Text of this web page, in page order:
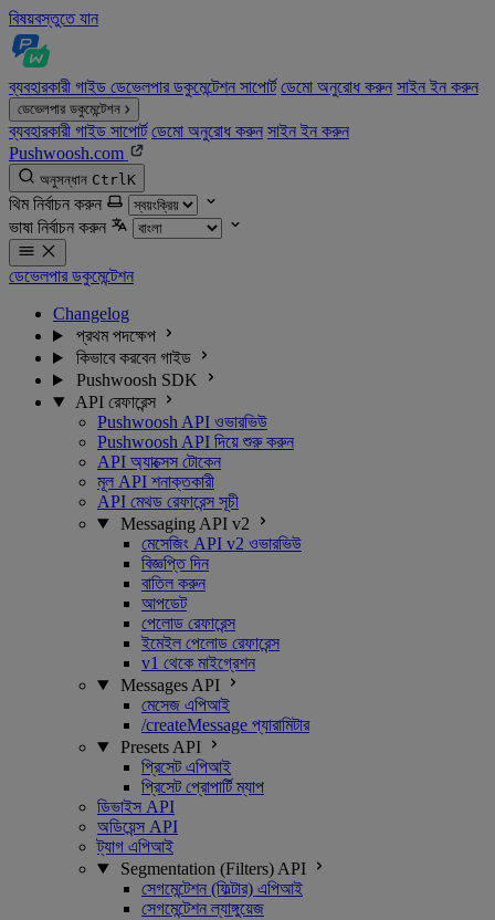
বিষয়বস্তুতে যান
ব্যবহারকারী গাইড ডেভেলপার ডকুমেন্টেশন সাপোর্ট ডেমো অনুরোধ করুন সাইন ইন করুন
ডেভেলপার ডকুমেন্টেশন
ব্যবহারকারী গাইড সাপোর্ট ডেমো অনুরোধ করুন সাইন ইন করুন
Pushwoosh.com
অনুসন্ধান CtrlK
থিম নির্বাচন করুন
ভাষা নির্বাচন করুন
ডেভেলপার ডকুমেন্টেশন
Changelog
প্রথম পদক্ষেপ
কিভাবে করবেন গাইড
Pushwoosh SDK
API রেফারেন্স
Pushwoosh API ওভারভিউ
Pushwoosh API দিয়ে শুরু করুন
API অ্যাক্সেস টোকেন
মূল API শনাক্তকারী
API মেথড রেফারেন্স সূচী
Messaging API v2
মেসেজিং API v2 ওভারভিউ
বিজ্ঞপ্তি দিন
বাতিল করুন
আপডেট
পেলোড রেফারেন্স
ইমেইল পেলোড রেফারেন্স
v1 থেকে মাইগ্রেশন
Messages API
মেসেজ এপিআই
/createMessage প্যারামিটার
Presets API
প্রিসেট এপিআই
প্রিসেট প্রোপার্টি ম্যাপ
ডিভাইস API
অডিয়েন্স API
ট্যাগ এপিআই
Segmentation (Filters) API
সেগমেন্টেশন (ফিল্টার) এপিআই
সেগমেন্টেশন ল্যাঙ্গুয়েজ